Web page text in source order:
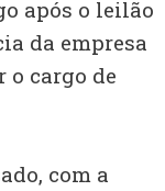
após o leilão
da empresa
cargo de
com a